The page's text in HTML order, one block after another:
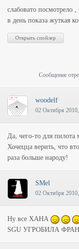
слабовато посмотрело ,
в день показа жуткая
Сообщение
woodelf
02 Октября
Да, чего-то для пилота
Хочецца верить, что
раза больше народу!
SMel
02 Октября
Ну все ХАНА
SGU УГРОБИЛА